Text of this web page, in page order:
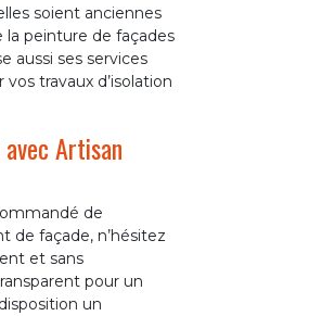
soient anciennes
la peinture de façades
aussi ses services
travaux d’isolation
Artisan
de
de façade, n’hésitez
et sans
pour un
un